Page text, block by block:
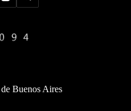
Buenos Aires